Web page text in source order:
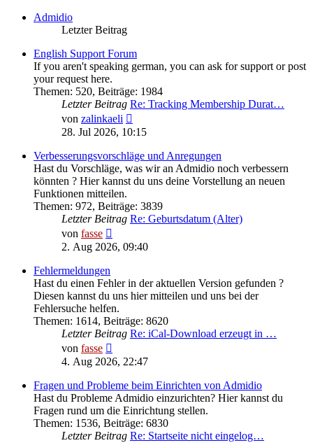
Admidio
Letzter Beitrag
English Support Forum
If you aren't speaking german, you can ask for support or post
your request here.
Themen: 520, Beiträge: 1984
Letzter Beitrag Re: Tracking Membership Durat…
von zalinkaeli
Beitrag
28. Jul 2026, 10:15
Verbesserungsvorschläge und Anregungen
Hast du Vorschläge, was wir an Admidio noch verbessern
könnten ? Hier kannst du uns deine Vorstellung an neuen
Funktionen mitteilen.
Themen: 972, Beiträge: 3839
Letzter Beitrag Re: Geburtsdatum (Alter)
von fasse
Beitrag
2. Aug 2026, 09:40
Fehlermeldungen
Hast du einen Fehler in der aktuellen Version gefunden ?
Diesen kannst du uns hier mitteilen und uns bei der
Fehlersuche helfen.
Themen: 1614, Beiträge: 8620
Letzter Beitrag Re: iCal-Download erzeugt in …
von fasse
Beitrag
4. Aug 2026, 22:47
Fragen und Probleme beim Einrichten von Admidio
Hast du Probleme Admidio einzurichten? Hier kannst du
Fragen rund um die Einrichtung stellen.
Themen: 1536, Beiträge: 6830
Letzter Beitrag Re: Startseite nicht eingelog…